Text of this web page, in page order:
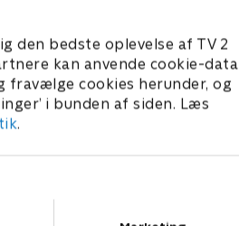
den bedste oplevelse af TV 2
kan anvende cookie-data
cookies herunder, og
i bunden af siden. Læs
.